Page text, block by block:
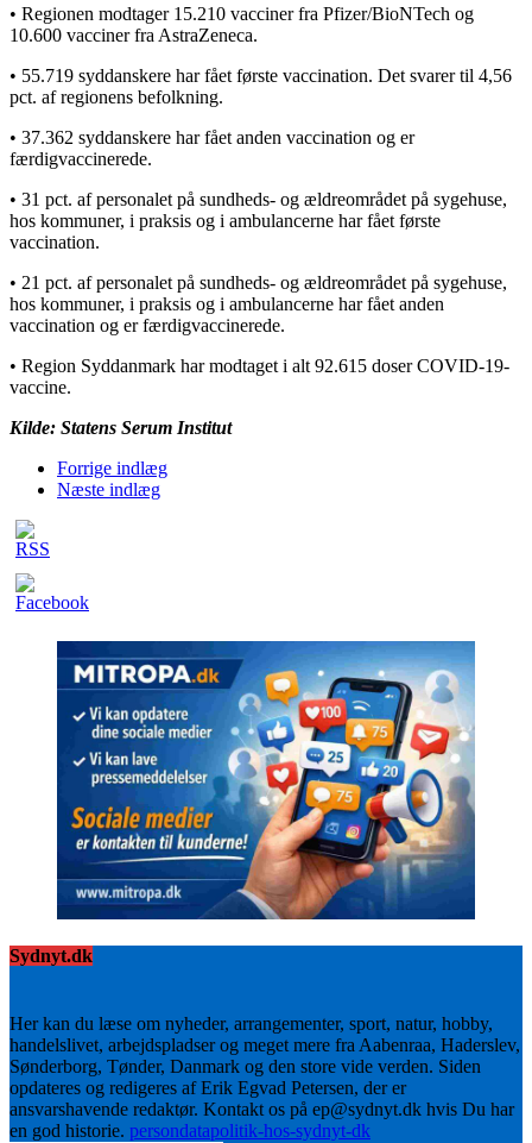
• Regionen modtager 15.210 vacciner fra Pfizer/BioNTech og
10.600 vacciner fra AstraZeneca.
• 55.719 syddanskere har fået første vaccination. Det svarer til 4,56
pct. af regionens befolkning.
• 37.362 syddanskere har fået anden vaccination og er
færdigvaccinerede.
• 31 pct. af personalet på sundheds- og ældreområdet på sygehuse,
hos kommuner, i praksis og i ambulancerne har fået første
vaccination.
• 21 pct. af personalet på sundheds- og ældreområdet på sygehuse,
hos kommuner, i praksis og i ambulancerne har fået anden
vaccination og er færdigvaccinerede.
• Region Syddanmark har modtaget i alt 92.615 doser COVID-19-
vaccine.
Kilde: Statens Serum Institut
Forrige indlæg
Næste indlæg
Sydnyt.dk
Her kan du læse om nyheder, arrangementer, sport, natur, hobby,
handelslivet, arbejdspladser og meget mere fra Aabenraa, Haderslev,
Sønderborg, Tønder, Danmark og den store vide verden. Siden
opdateres og redigeres af Erik Egvad Petersen, der er
ansvarshavende redaktør. Kontakt os på ep@sydnyt.dk hvis Du har
en god historie. persondatapolitik-hos-sydnyt-dk